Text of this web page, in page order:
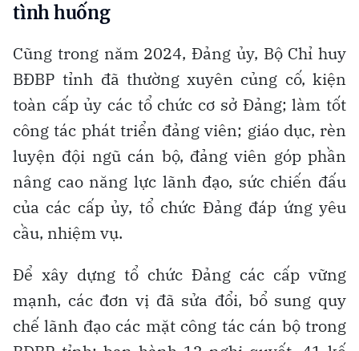
tình huống
Cũng trong năm 2024, Đảng ủy, Bộ Chỉ huy
BĐBP tỉnh đã thường xuyên củng cố, kiện
toàn cấp ủy các tổ chức cơ sở Đảng; làm tốt
công tác phát triển đảng viên; giáo dục, rèn
luyện đội ngũ cán bộ, đảng viên góp phần
nâng cao năng lực lãnh đạo, sức chiến đấu
của các cấp ủy, tổ chức Đảng đáp ứng yêu
cầu, nhiệm vụ.
Để xây dựng tổ chức Đảng các cấp vững
mạnh, các đơn vị đã sửa đổi, bổ sung quy
chế lãnh đạo các mặt công tác cán bộ trong